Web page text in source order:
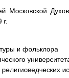
Московской
и фольклора